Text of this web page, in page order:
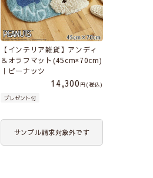
【インテリア雑貨】アンディ
＆オラフマット(45cm×70cm)
｜ピーナッツ
14,300
税込
プレゼント付
サンプル請求対象外です